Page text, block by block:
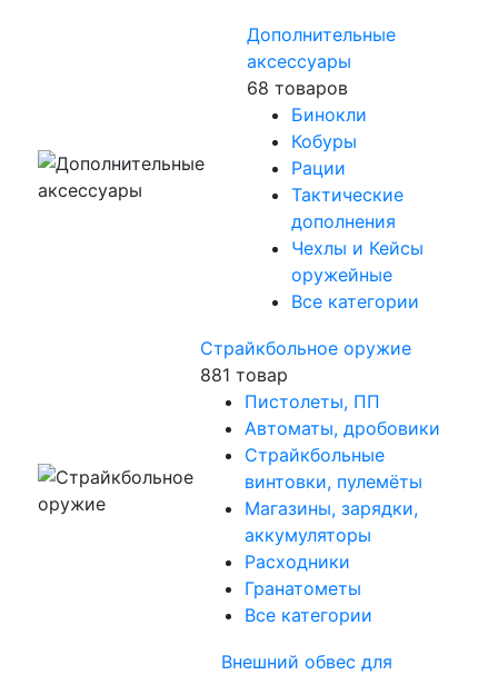
Дополнительные
аксессуары
68 товаров
Бинокли
Кобуры
Рации
Тактические
дополнения
Чехлы и Кейсы
оружейные
Все категории
Страйкбольное оружие
881 товар
Пистолеты, ПП
Автоматы, дробовики
Страйкбольные
винтовки, пулемёты
Магазины, зарядки,
аккумуляторы
Расходники
Гранатометы
Все категории
Внешний обвес для